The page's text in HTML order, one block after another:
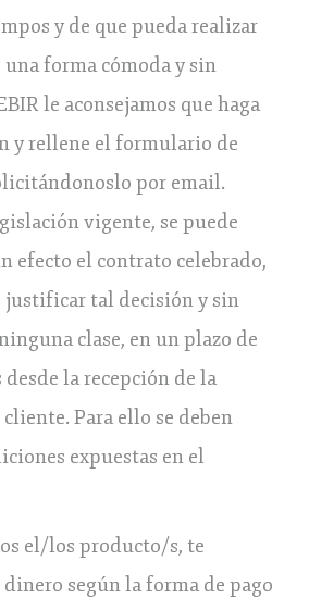
y de que pueda realizar
forma cómoda y sin
le aconsejamos que haga
y rellene el formulario de
por email.
vigente, se puede
efecto el contrato celebrado,
justificar tal decisión y sin
clase, en un plazo de
la recepción de la
Para ello se deben
expuestas en el
el/los producto/s, te
según la forma de pago